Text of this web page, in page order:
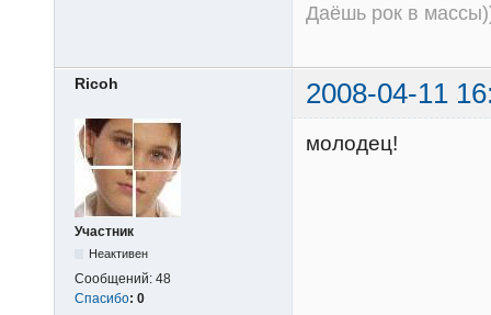
Даёшь рок в
Ricoh 2008-04-11
Участник
Неактивен
Сообщений: 48
Спасибо: 0
молодец!